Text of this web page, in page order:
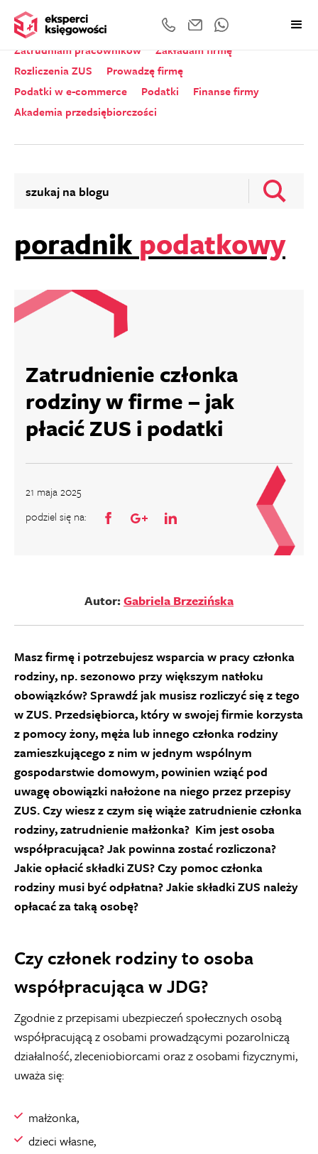
Wszystkie kategorie
Zeznania roczne
Zatrudniam pracowników
Zakładam firmę
Rozliczenia ZUS
Prowadzę firmę
Podatki w e-commerce
Podatki
Finanse firmy
Akademia przedsiębiorczości
poradnik podatkowy
Zatrudnienie członka
rodziny w firme – jak
płacić ZUS i podatki
21 maja 2025
podziel się na:
Autor:Gabriela Brzezińska
Masz firmę i potrzebujesz wsparcia w pracy członka
rodziny, np. sezonowo przy większym natłoku
obowiązków? Sprawdź jak musisz rozliczyć się z tego
w ZUS. Przedsiębiorca, który w swojej firmie korzysta
z pomocy żony, męża lub innego członka rodziny
zamieszkującego z nim w jednym wspólnym
gospodarstwie domowym, powinien wziąć pod
uwagę obowiązki nałożone na niego przez przepisy
ZUS. Czy wiesz z czym się wiąże zatrudnienie członka
rodziny, zatrudnienie małżonka? Kim jest osoba
współpracująca? Jak powinna zostać rozliczona?
Jakie opłacić składki ZUS? Czy pomoc członka
rodziny musi być odpłatna? Jakie składki ZUS należy
opłacać za taką osobę?
Czy członek rodziny to osoba
współpracująca w JDG?
Zgodnie z przepisami ubezpieczeń społecznych osobą
współpracującą z osobami prowadzącymi pozarolniczą
działalność, zleceniobiorcami oraz z osobami fizycznymi,
uważa się:
małżonka,
dzieci własne,